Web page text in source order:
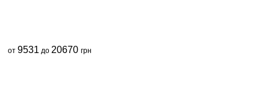
от 9531 до 20670 грн